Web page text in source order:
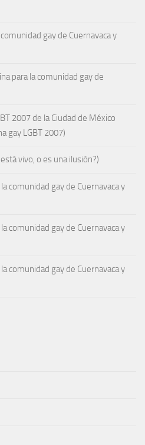
gay de Cuernavaca y
para la comunidad gay de
2007 de la Ciudad de México
gay LGBT 2007)
vivo, o es una ilusión?)
comunidad gay de Cuernavaca y
comunidad gay de Cuernavaca y
comunidad gay de Cuernavaca y